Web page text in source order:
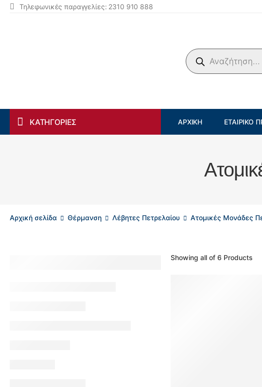
Τηλεφωνικές παραγγελίες: 2310 910 888
Products search
ΚΑΤΗΓΟΡΙΕΣ ΑΡΧΙΚΉ ΕΤΑΙΡΙΚΌ
Αρχική σελίδα Θέρμανση Λέβητες Πετρελαίου Ατομικές Μονάδες
Showing all of 6 Products